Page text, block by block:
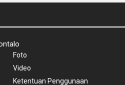
Foto
Video
Ketentuan Penggunaan